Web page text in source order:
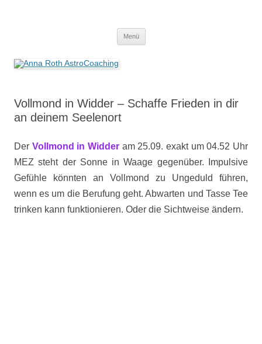
Menü
Vollmond in Widder – Schaffe Frieden in dir
an deinem Seelenort
Der Vollmond in Widder am 25.09. exakt um 04.52 Uhr
MEZ steht der Sonne in Waage gegenüber. Impulsive
Gefühle könnten an Vollmond zu Ungeduld führen,
wenn es um die Berufung geht. Abwarten und Tasse Tee
trinken kann funktionieren. Oder die Sichtweise ändern.